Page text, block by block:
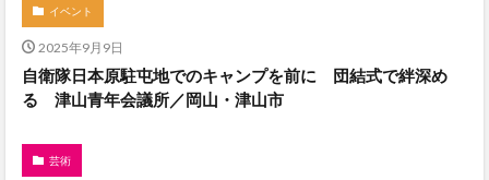
イベント
2025年9月9日
自衛隊日本原駐屯地でのキャンプを前に 団結式で絆深め
る 津山青年会議所／岡山・津山市
芸術